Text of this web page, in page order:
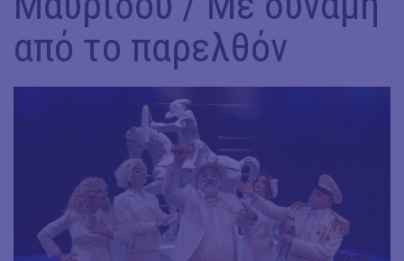
από το παρελθόν